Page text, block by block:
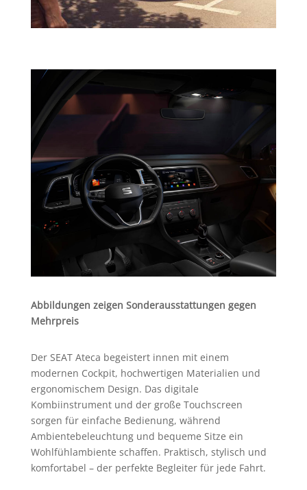
Abbildungen zeigen Sonderausstattungen gegen
Mehrpreis
Der SEAT Ateca begeistert innen mit einem
modernen Cockpit, hochwertigen Materialien und
ergonomischem Design. Das digitale
Kombiinstrument und der große Touchscreen
sorgen für einfache Bedienung, während
Ambientebeleuchtung und bequeme Sitze ein
Wohlfühlambiente schaffen. Praktisch, stylisch und
komfortabel – der perfekte Begleiter für jede Fahrt.